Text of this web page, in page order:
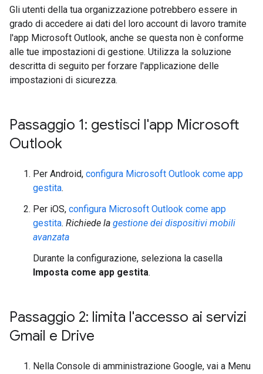
Gli utenti della tua organizzazione potrebbero essere in
grado di accedere ai dati del loro account di lavoro tramite
l'app Microsoft Outlook, anche se questa non è conforme
alle tue impostazioni di gestione. Utilizza la soluzione
descritta di seguito per forzare l'applicazione delle
impostazioni di sicurezza.
Passaggio 1: gestisci l'app Microsoft
Outlook
Per Android, configura Microsoft Outlook come app
gestita.
Per iOS, configura Microsoft Outlook come app
gestita. Richiede la gestione dei dispositivi mobili
avanzata
Durante la configurazione, seleziona la casella
Imposta come app gestita.
Passaggio 2: limita l'accesso ai servizi
Gmail e Drive
Nella Console di amministrazione Google, vai a Menu